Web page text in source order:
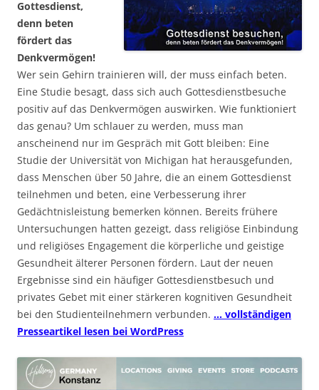
Gottesdienst,
denn beten
fördert das
Denkvermögen!
Wer sein Gehirn trainieren will, der muss einfach beten.
Eine Studie besagt, dass sich auch Gottesdienstbesuche
positiv auf das Denkvermögen auswirken. Wie funktioniert
das genau? Um schlauer zu werden, muss man
anscheinend nur im Gespräch mit Gott bleiben: Eine
Studie der Universität von Michigan hat herausgefunden,
dass Menschen über 50 Jahre, die an einem Gottesdienst
teilnehmen und beten, eine Verbesserung ihrer
Gedächtnisleistung bemerken können. Bereits frühere
Untersuchungen hatten gezeigt, dass religiöse Einbindung
und religiöses Engagement die körperliche und geistige
Gesundheit älterer Personen fördern. Laut der neuen
Ergebnisse sind ein häufiger Gottesdienstbesuch und
privates Gebet mit einer stärkeren kognitiven Gesundheit
bei den Studienteilnehmern verbunden. … vollständigen
Presseartikel lesen bei WordPress